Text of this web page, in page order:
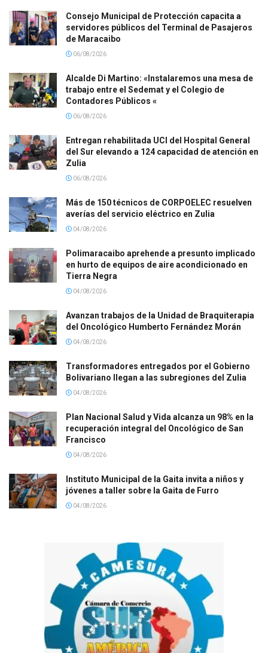
Consejo Municipal de Protección capacita a
servidores públicos del Terminal de Pasajeros
de Maracaibo
06/08/2026
Alcalde Di Martino: «Instalaremos una mesa de
trabajo entre el Sedemat y el Colegio de
Contadores Públicos «
06/08/2026
Entregan rehabilitada UCI del Hospital General
del Sur elevando a 124 capacidad de atención en
Zulia
06/08/2026
Más de 150 técnicos de CORPOELEC resuelven
averías del servicio eléctrico en Zulia
04/08/2026
Polimaracaibo aprehende a presunto implicado
en hurto de equipos de aire acondicionado en
Tierra Negra
04/08/2026
Avanzan trabajos de la Unidad de Braquiterapia
del Oncológico Humberto Fernández Morán
04/08/2026
Transformadores entregados por el Gobierno
Bolivariano llegan a las subregiones del Zulia
04/08/2026
Plan Nacional Salud y Vida alcanza un 98% en la
recuperación integral del Oncológico de San
Francisco
04/08/2026
Instituto Municipal de la Gaita invita a niños y
jóvenes a taller sobre la Gaita de Furro
04/08/2026